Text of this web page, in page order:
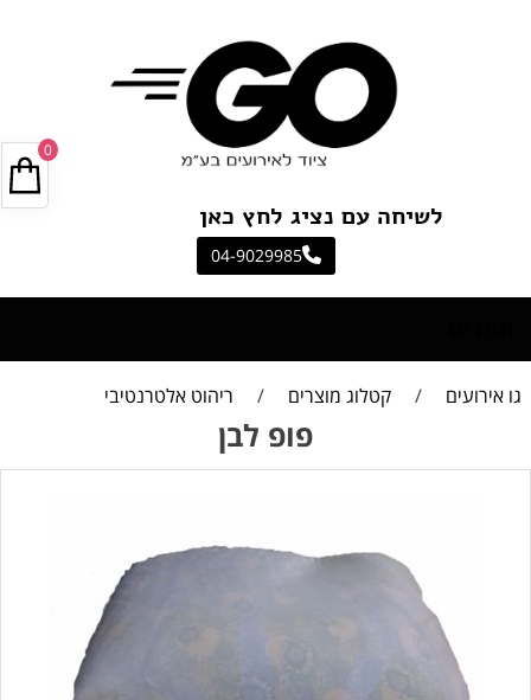
לשיחה עם נציג לחץ כאן
04-9029985
גו אירועים / קטלוג מוצרים / ריהוט אלטרנטיבי
פופ לבן
0